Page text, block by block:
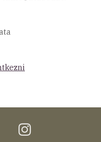
instagram